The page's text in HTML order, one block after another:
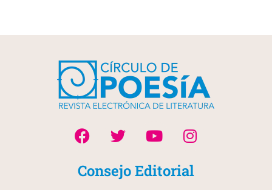
Consejo Editorial